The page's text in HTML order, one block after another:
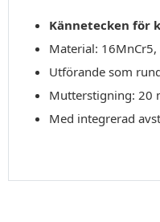
Kännetecken för
Material: 16MnCr5,
Utförande som
Mutterstigning: 20
Med integrerad